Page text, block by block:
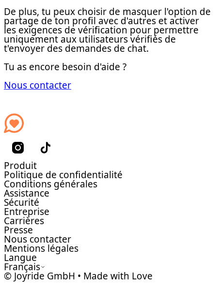
De plus, tu peux choisir de masquer l'option de
partage de ton profil avec d'autres et activer
les exigences de vérification pour permettre
uniquement aux utilisateurs vérifiés de
t'envoyer des demandes de chat.
Tu as encore besoin d'aide ?
Nous contacter
Produit
Politique de confidentialité
Conditions générales
Assistance
Sécurité
Entreprise
Carrières
Presse
Nous contacter
Mentions légales
Langue
Français
© Joyride GmbH • Made with Love